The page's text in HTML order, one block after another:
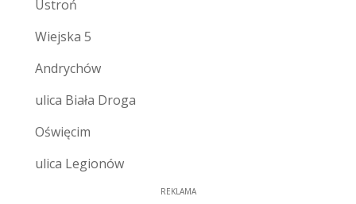
Ustroń
Wiejska 5
Andrychów
ulica Biała Droga
Oświęcim
ulica Legionów
REKLAMA